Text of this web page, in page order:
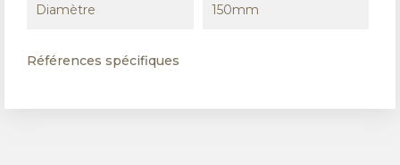
Diamètre 150mm
Références spécifiques